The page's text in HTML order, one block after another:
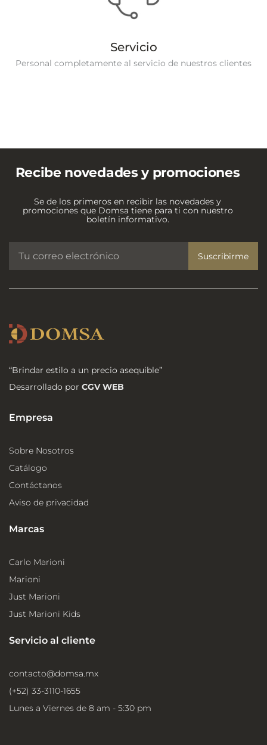
Servicio
Personal completamente al servicio de nuestros clientes
Recibe novedades y promociones
Se de los primeros en recibir las novedades y
promociones que Domsa tiene para ti con nuestro
boletín informativo.
Suscribirme
“Brindar estilo a un precio asequible”
Desarrollado por CGV WEB
Empresa
Sobre Nosotros
Catálogo
Contáctanos
Aviso de privacidad
Marcas
Carlo Marioni
Marioni
Just Marioni
Just Marioni Kids
Servicio al cliente
contacto@domsa.mx
(+52) 33-3110-1655
Lunes a Viernes de 8 am - 5:30 pm